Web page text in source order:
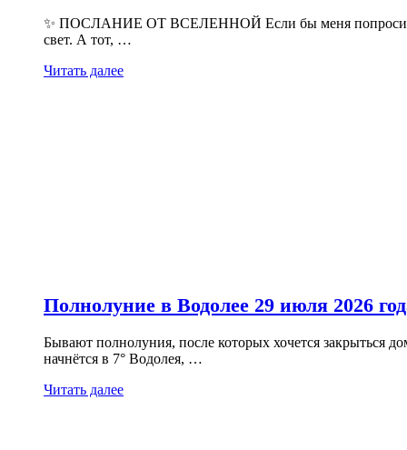
✨ ПОСЛАНИЕ ОТ ВСЕЛЕННОЙ Если бы меня попросили
свет. А тот, …
Читать далее
Полнолуние в Водолее 29 июля 2026
Бывают полнолуния, после которых хочется закрыться
начнётся в 7° Водолея, …
Читать далее